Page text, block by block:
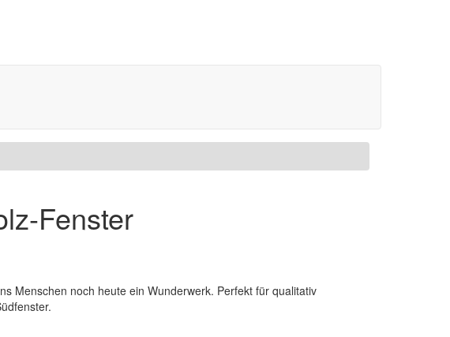
Fenster
Menschen noch heute ein Wunderwerk. Perfekt für qualitativ